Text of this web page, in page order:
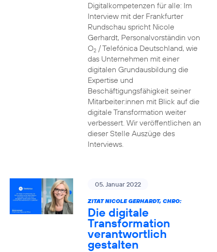
Digitalkompetenzen für alle: Im
Interview mit der Frankfurter
Rundschau spricht Nicole
Gerhardt, Personalvorständin von
O2/ Telefónica Deutschland, wie
das Unternehmen mit einer
digitalen Grundausbildung die
Expertise und
Beschäftigungsfähigkeit seiner
Mitarbeiter:innen mit Blick auf die
digitale Transformation weiter
verbessert. Wir veröffentlichen an
dieser Stelle Auszüge des
Interviews.
05. Januar 2022
ZITAT NICOLE GERHARDT, CHRO:
Die digitale
Transformation
verantwortlich
gestalten